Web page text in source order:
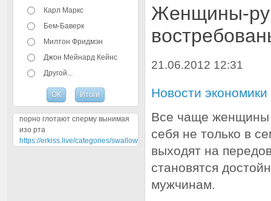
Карл Маркс
Бем-Баверк
Милтон Фридмэн
Джон Мейнард Кейнс
Другой...
порно глотают сперму вынимая
изо рта
https://erkiss.live/categories/swallow
Женщины-
21.06.2012 12:31
Новости экономики
Все чаще женщины
себя не только в
выходят на
становятся
мужчинам.